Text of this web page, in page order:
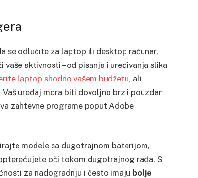
se odlučite za laptop ili desktop računar,
aktivnosti – od pisanja i uređivanja slika
laptop shodno vašem budžetu, ali
. Vaš uređaj mora biti dovoljno brz i pouzdan
zahtevne programe poput Adobe
modele sa dugotrajnom baterijom,
oči tokom dugotrajnog rada. S
za nadogradnju i često imaju bolje